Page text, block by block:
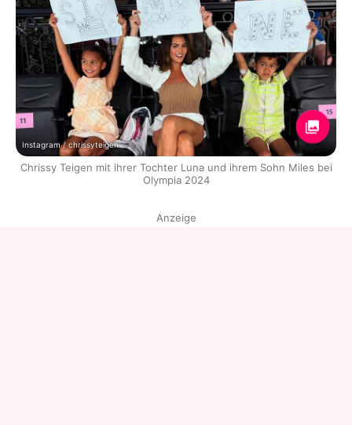
Instagram / chrissyteigen
Chrissy Teigen mit ihrer Tochter Luna und ihrem Sohn Miles bei
Olympia 2024
Anzeige